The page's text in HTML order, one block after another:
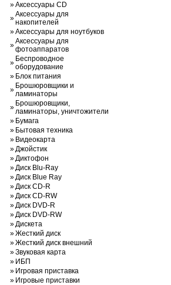
»Аксессуары CD
»Аксессуары для
накопителей
»Аксессуары для ноутбуков
»Аксессуары для
фотоаппаратов
» Беспроводное
оборудование
» Блок питания
» Брошюровщики и
ламинаторы
» Брошюровщики,
ламинаторы, уничтожители
» Бумага
» Бытовая техника
» Видеокарта
»Джойстик
»Диктофон
»Диск Blu-Ray
»Диск Blue Ray
»Диск CD-R
»Диск CD-RW
»Диск DVD-R
»Диск DVD-RW
»Дискета
»Жесткий диск
»Жесткий диск внешний
»Звуковая карта
» ИБП
» Игровая приставка
» Игровые приставки